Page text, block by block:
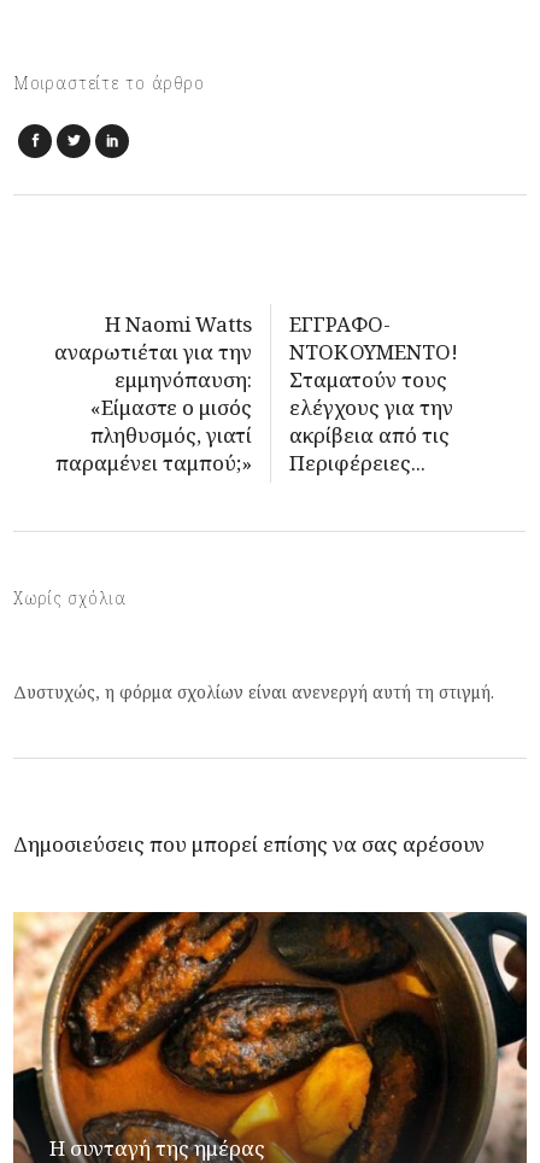
Μοιραστείτε το άρθρο
Η Naomi Watts
αναρωτιέται για την
εμμηνόπαυση:
«Είμαστε ο μισός
πληθυσμός, γιατί
παραμένει ταμπού;»
EΓΓΡΑΦΟ-
ΝΤΟΚΟΥΜΕΝΤΟ!
Σταματούν τους
ελέγχους για την
ακρίβεια από τις
Περιφέρειες...
Χωρίς σχόλια
Δυστυχώς, η φόρμα σχολίων είναι ανενεργή αυτή τη στιγμή.
Δημοσιεύσεις που μπορεί επίσης να σας αρέσουν
Η συνταγή της ημέρας